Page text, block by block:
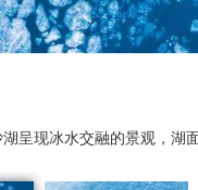
呈现冰水交融的景观，